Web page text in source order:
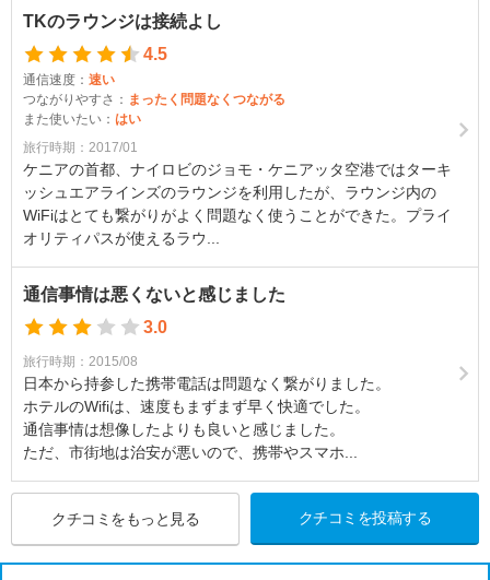
TKのラウンジは接続よし
4.5
通信速度： 速い
つながりやすさ： まったく問題なくつながる
また使いたい： はい
旅行時期：2017/01
ケニアの首都、ナイロビのジョモ・ケニアッタ空港ではターキ
ッシュエアラインズのラウンジを利用したが、ラウンジ内の
WiFiはとても繋がりがよく問題なく使うことができた。プライ
オリティパスが使えるラウ...
通信事情は悪くないと感じました
3.0
旅行時期：2015/08
日本から持参した携帯電話は問題なく繋がりました。
ホテルのWifiは、速度もまずまず早く快適でした。
通信事情は想像したよりも良いと感じました。
ただ、市街地は治安が悪いので、携帯やスマホ...
クチコミをもっと見る クチコミを投稿する